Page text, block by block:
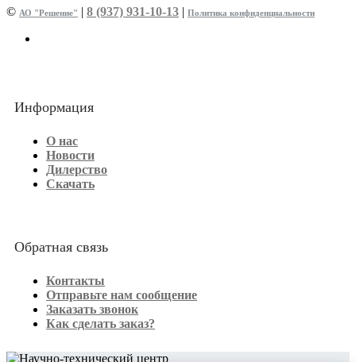
© АО "Решение" | 8 (937) 931-10-13 | Политика конфиденциальности
Информация
О нас
Новости
Дилерство
Скачать
Обратная связь
Контакты
Отправьте нам сообщение
Заказать звонок
Как сделать заказ?